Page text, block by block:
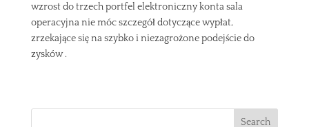
wzrost do trzech portfel elektroniczny konta sala
operacyjna nie móc szczegół dotyczące wypłat,
zrzekające się na szybko i niezagrożone podejście do
zysków .